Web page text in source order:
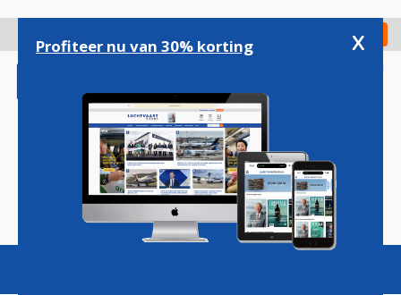
gaan
Check in
Magazine Podcasts Vacatures
Profiteer nu van 30% korting x